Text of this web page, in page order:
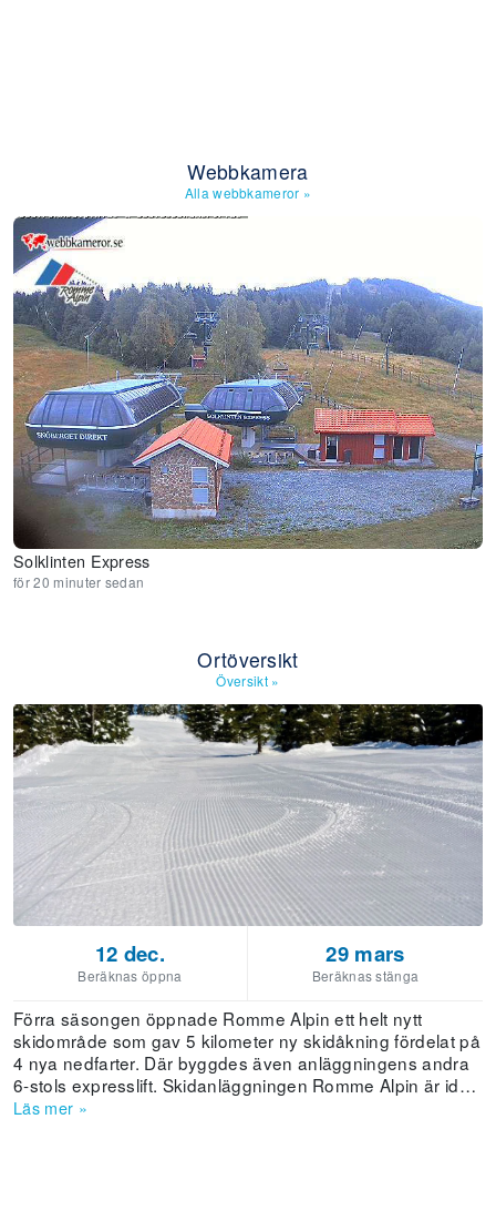
Webbkamera
Alla webbkameror »
Solklinten Express
för 20 minuter sedan
Ortöversikt
Översikt »
12 dec.
Beräknas öppna
29 mars
Beräknas stänga
Förra säsongen öppnade Romme Alpin ett helt nytt
skidområde som gav 5 kilometer ny skidåkning fördelat på
4 nya nedfarter. Där byggdes även anläggningens andra
6-stols expresslift. Skidanläggningen Romme Alpin är idag
den mest besökta skidanläggningen utanför fjällvärlden.
Läs mer »